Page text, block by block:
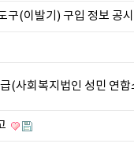
구(이발기) 구입 정보 공
(사회복지법인 성민 연